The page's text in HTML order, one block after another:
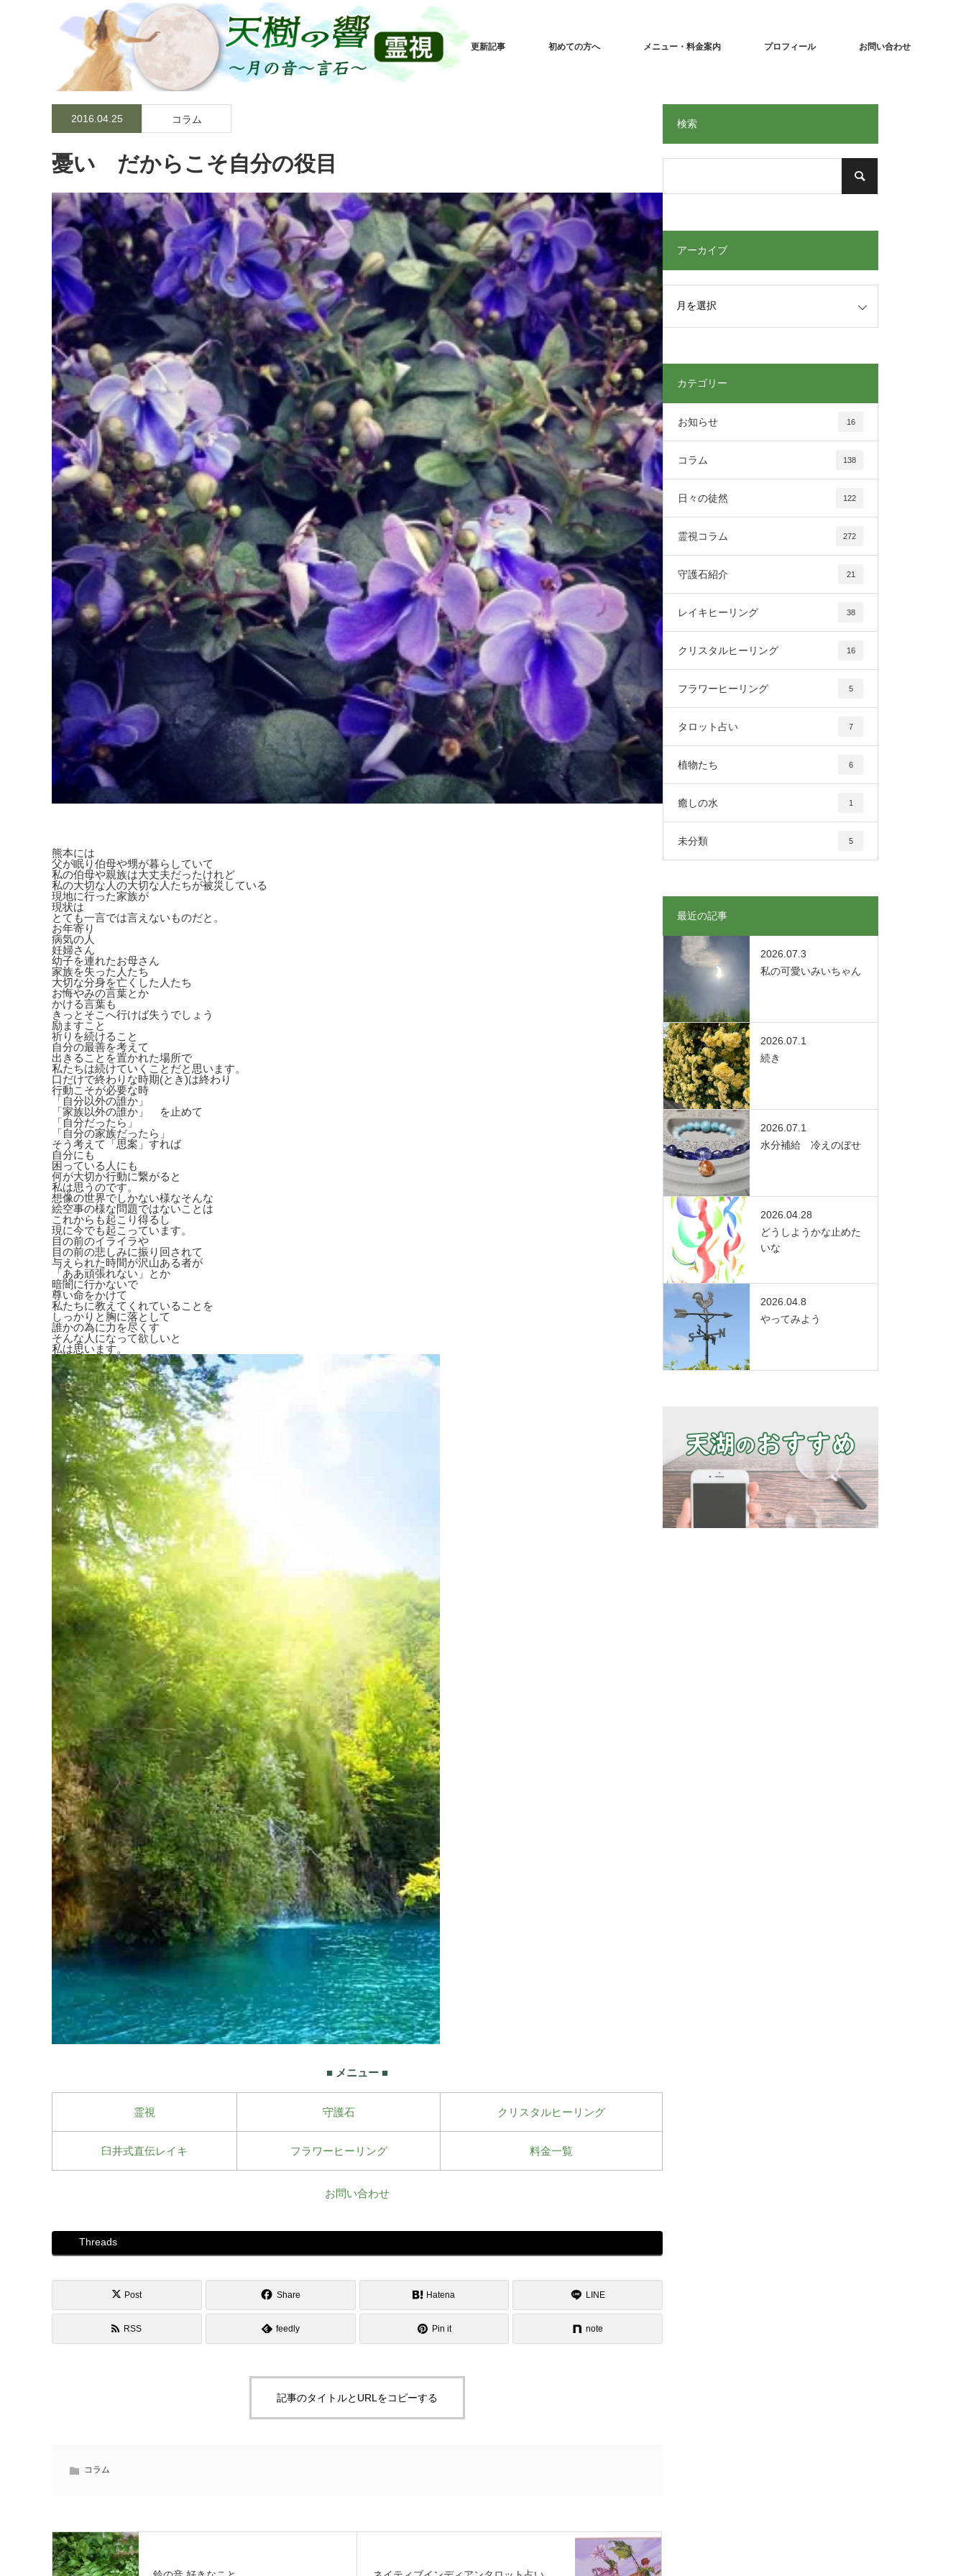
更新記事 初めての方へ メニュー・料金案内 プロフィール お問い合わせ
2016.04.25 コラム
憂い だからこそ自分の役目
熊本には
父が眠り伯母や甥が暮らしていて
私の伯母や親族は大丈夫だったけれど
私の大切な人の大切な人たちが被災している
現地に行った家族が
現状は
とても一言では言えないものだと。
お年寄り
病気の人
妊婦さん
幼子を連れたお母さん
家族を失った人たち
大切な分身を亡くした人たち
お悔やみの言葉とか
かける言葉も
きっとそこへ行けば失うでしょう
励ますこと
祈りを続けること
自分の最善を考えて
出きることを置かれた場所で
私たちは続けていくことだと思います。
口だけで終わりな時期(とき)は終わり
行動こそが必要な時
「自分以外の誰か」
「家族以外の誰か」 を止めて
「自分だったら」
「自分の家族だったら」
そう考えて「思案」すれば
自分にも
困っている人にも
何が大切か行動に繋がると
私は思うのです。
想像の世界でしかない様なそんな
絵空事の様な問題ではないことは
これからも起こり得るし
現に今でも起こっています。
目の前のイライラや
目の前の悲しみに振り回されて
与えられた時間が沢山ある者が
「ああ頑張れない」とか
暗闇に行かないで
尊い命をかけて
私たちに教えてくれていることを
しっかりと胸に落として
誰かの為に力を尽くす
そんな人になって欲しいと
私は思います。
■ メニュー ■
霊視 守護石 クリスタルヒーリング
臼井式直伝レイキ フラワーヒーリング 料金一覧
お問い合わせ
Threads
Post Share Hatena LINE
RSS feedly Pin it note
記事のタイトルとURLをコピーする
コラム
検索
アーカイブ
カテゴリー
お知らせ 16
コラム 138
日々の徒然 122
霊視コラム 272
守護石紹介 21
レイキヒーリング 38
クリスタルヒーリング 16
フラワーヒーリング 5
タロット占い 7
植物たち 6
癒しの水 1
未分類 5
最近の記事
2026.07.3
私の可愛いみいちゃん
2026.07.1
続き
2026.07.1
水分補給 冷えのぼせ
2026.04.28
どうしようかな止めた
いな
2026.04.8
やってみよう